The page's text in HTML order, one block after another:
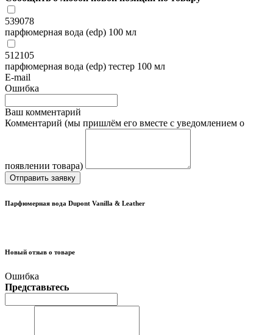
539078
парфюмерная вода (edp) 100 мл
512105
парфюмерная вода (edp) тестер 100 мл
E-mail
Ошибка
Ваш комментарий
Комментарий (мы пришлём его вместе с уведомлением о
появлении товара)
Отправить заявку
Парфюмерная вода Dupont Vanilla & Leather
Новый отзыв о товаре
Ошибка
Представьтесь